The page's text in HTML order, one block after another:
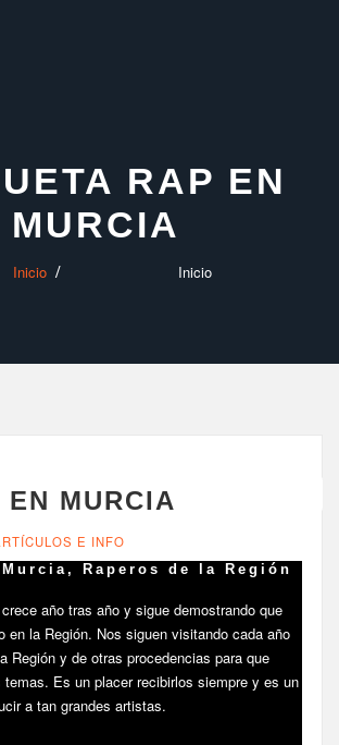
RAP EN
MURCIA
MURCIA
E INFO
Raperos de la Región
año tras año y sigue demostrando que
en la Región. Nos siguen visitando cada año
Región y de otras procedencias para que
Es un placer recibirlos siempre y es un
a tan grandes artistas.